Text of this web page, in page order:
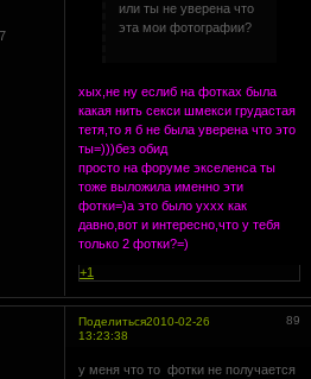
или ты не уверена что
эта мои фотографии?
хых,не ну еслиб на фотках была
какая нить секси шмекси грудастая
тетя,то я б не была уверена что это
ты=)))без обид
просто на форуме экселенса ты
тоже выложила именно эти
фотки=)а это было уххх как
давно,вот и интересно,что у тебя
только 2 фотки?=)
+1
Поделиться 89
2010-02-26
13:23:38
у меня что то фотки не получается